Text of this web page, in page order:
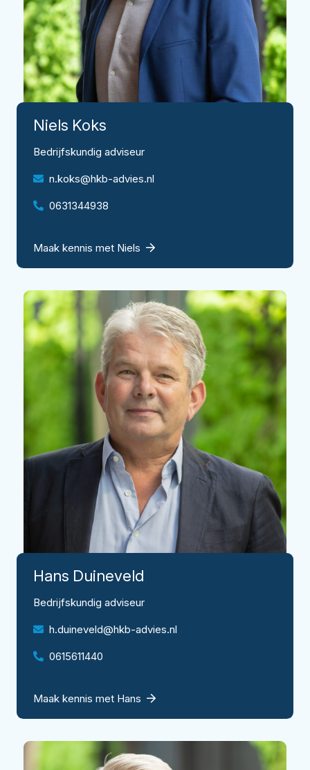
Niels Koks
Bedrijfskundig adviseur
n.koks@hkb-advies.nl
0631344938
Maak kennis met Niels
Hans Duineveld
Bedrijfskundig adviseur
h.duineveld@hkb-advies.nl
0615611440
Maak kennis met Hans